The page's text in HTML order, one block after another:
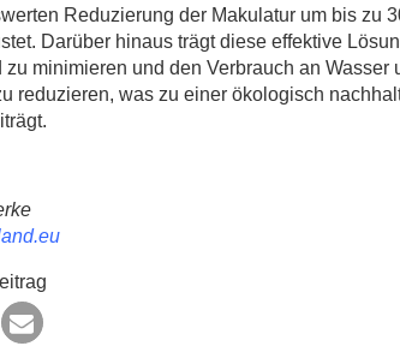
Reduzierung der Makulatur um bis zu
Darüber hinaus trägt diese effektive
minimieren und den Verbrauch an Wasser
reduzieren, was zu einer ökologisch